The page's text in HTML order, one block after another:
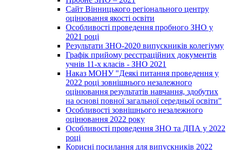
Сайт Вінницького регіонального центру
оцінювання якості освіти
Особливості проведення пробного ЗНО у
2021 році
Результати ЗНО-2020 випускників колегіуму
Графік прийому реєстраційних документів
учнів 11-х класів - ЗНО 2021
Наказ МОНУ "Деякі питання проведення у
2022 році зовнішнього незалежного
оцінювання результатів навчання, здобутих
на основі повної загальної середньої освіти"
Особливості зовнішнього незалежного
оцінювання 2022 року
Особливості проведення ЗНО та ДПА у 2022
році
Корисні посилання для випускників 2022